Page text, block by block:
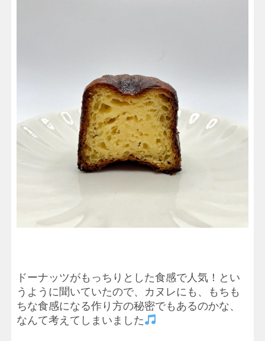
ドーナッツがもっちりとした食感で人気！とい
うように聞いていたので、カヌレにも、もちも
ちな食感になる作り方の秘密でもあるのかな、
なんて考えてしまいました